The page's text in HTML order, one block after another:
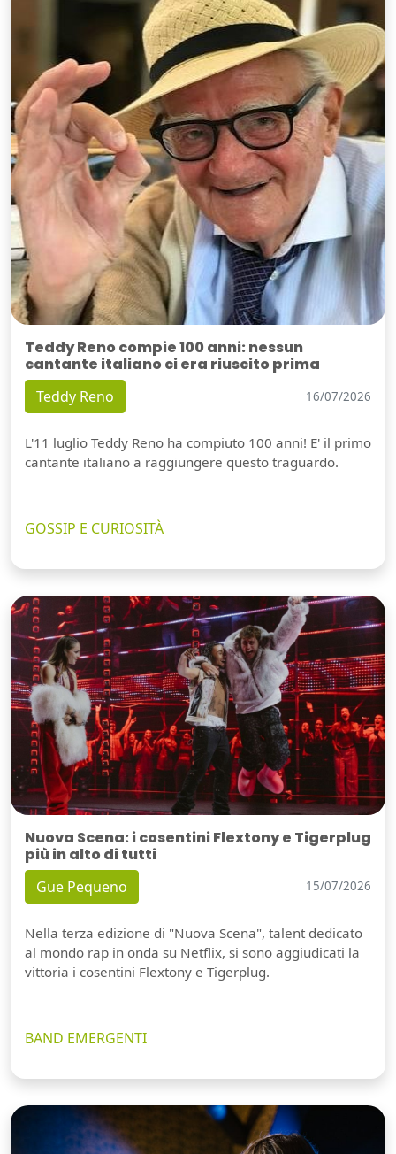
Teddy Reno compie 100 anni: nessun
cantante italiano ci era riuscito prima
Teddy Reno 16/07/2026
L'11 luglio Teddy Reno ha compiuto 100 anni! E' il primo
cantante italiano a raggiungere questo traguardo.
GOSSIP E CURIOSITÀ
Nuova Scena: i cosentini Flextony e Tigerplug
più in alto di tutti
Gue Pequeno 15/07/2026
Nella terza edizione di "Nuova Scena", talent dedicato
al mondo rap in onda su Netflix, si sono aggiudicati la
vittoria i cosentini Flextony e Tigerplug.
BAND EMERGENTI